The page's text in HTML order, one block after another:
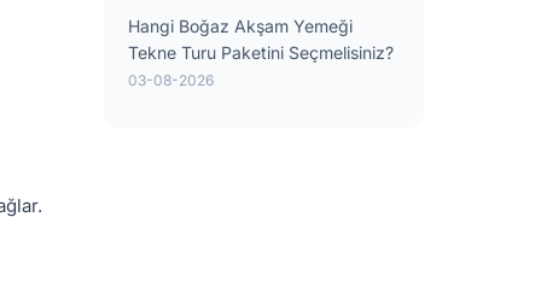
Hangi Boğaz Akşam Yemeği
Tekne Turu Paketini Seçmelisiniz?
03-08-2026